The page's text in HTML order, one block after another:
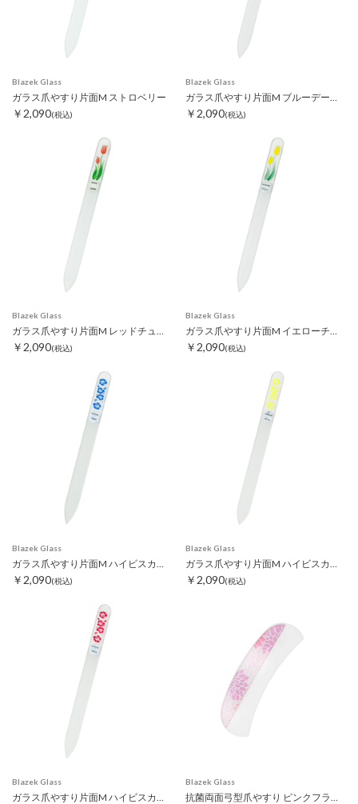
Blazek Glass
ガラス爪やすり片面M ストロベリー
￥2,090(税込)
Blazek Glass
ガラス爪やすり片面M ブルーデージー
￥2,090(税込)
Blazek Glass
￥2,090(税込)
Blazek Glass
￥2,090(税込)
Blazek Glass
ガラス爪やすり片面M ハイビスカス ブルー
￥2,090(税込)
Blazek Glass
ガラス爪やすり片面M ハイビスカス イエロー
￥2,090(税込)
Blazek Glass Blazek Glass